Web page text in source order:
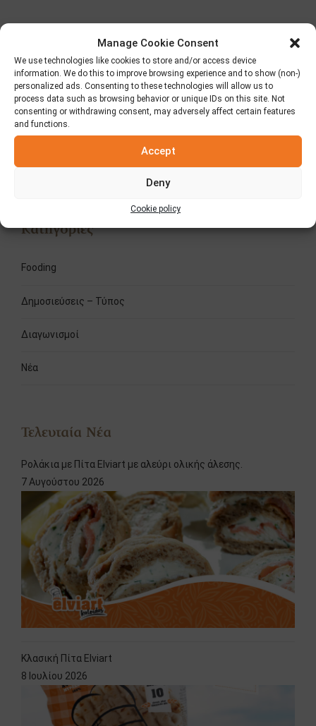
Manage Cookie Consent
We use technologies like cookies to store and/or access device
information. We do this to improve browsing experience and to show (non-)
personalized ads. Consenting to these technologies will allow us to
process data such as browsing behavior or unique IDs on this site. Not
consenting or withdrawing consent, may adversely affect certain features
and functions.
Accept
Deny
Cookie policy
Elviart - Διαγωνισμός
Μαΐου
ΕΠΟΜΕΝΟ
Χορταστικό Πεϊνιρλί με
Bacon!
Αναζήτηση
Κατηγορίες
Fooding
Δημοσιεύσεις – Τύπος
Διαγωνισμοί
Νέα
Τελευταία Νέα
Ρολάκια με Πίτα Elviart με αλεύρι ολικής άλεσης.
7 Αυγούστου 2026
Κλασική Πίτα Elviart
8 Ιουλίου 2026